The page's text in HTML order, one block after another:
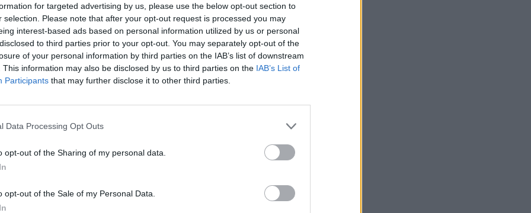
for targeted advertising by us, please use the below opt-out section to
selection. Please note that after your opt-out request is processed you may
interest-based ads based on personal information utilized by us or personal
to third parties prior to your opt-out. You may separately opt-out of the
of your personal information by third parties on the IAB’s list of downstream
This information may also be disclosed by us to third parties on the IAB’s List of
Participants that may further disclose it to other third parties.
Data Processing Opt Outs
opt-out of the Sharing of my personal data.
opt-out of the Sale of my Personal Data.
etc.).
a la atención médica.
las mujeres.
LGBTQ+.